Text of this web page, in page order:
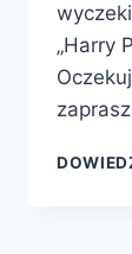
„Harry